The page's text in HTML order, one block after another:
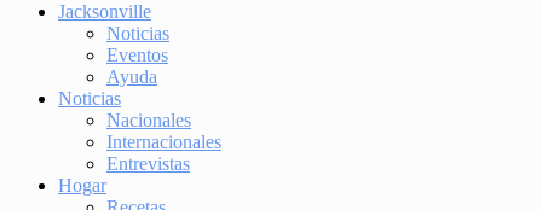
Jacksonville
Noticias
Eventos
Ayuda
Noticias
Nacionales
Internacionales
Entrevistas
Hogar